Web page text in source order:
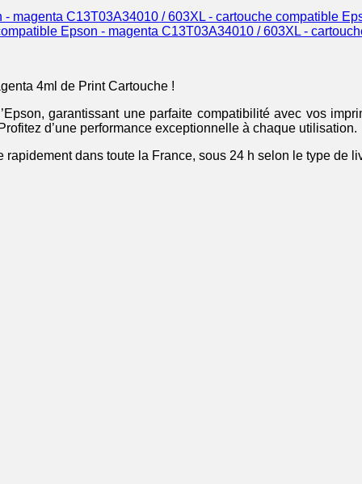
C13T03A34010 / 603XL - cartouche compatible
C13T03A34010 / 603XL -
4ml de Print Cartouche !
garantissant une parfaite compatibilité avec vos
d’une performance exceptionnelle à chaque utilisation.
dans toute la France, sous 24 h selon le type de